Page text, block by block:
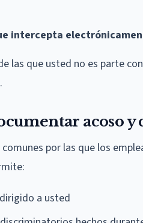
intercepta
las que usted no es parte
acoso
comunes por las que los
a usted